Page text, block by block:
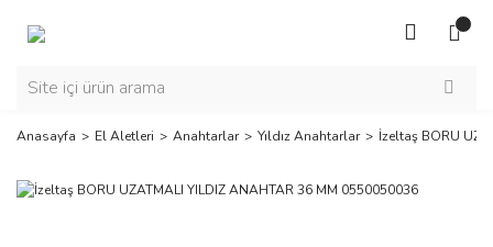
Anasayfa El Aletleri Anahtarlar Yıldız Anahtarlar İzeltaş BORU